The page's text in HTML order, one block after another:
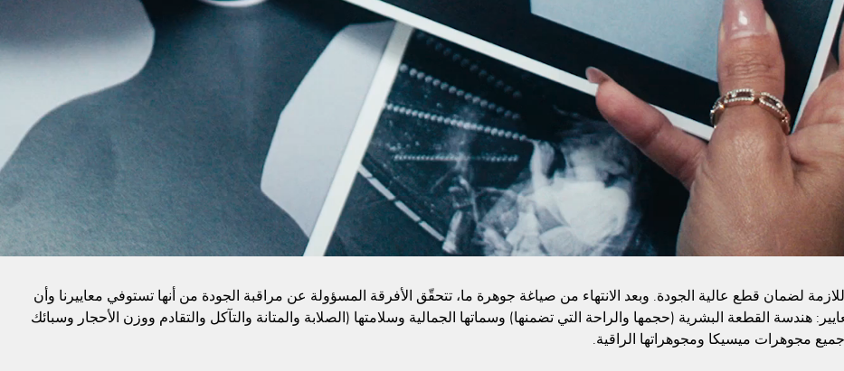
لضمان قطع عالية الجودة. وبعد الانتهاء من صياغة جوهرة ما، تتحقّق الأفرقة المسؤولة عن مراقبة الجودة من أنها تستوفي معاييرنا وأن
هندسة القطعة البشرية (حجمها والراحة التي تضمنها) وسماتها الجمالية وسلامتها (الصلابة والمتانة والتآكل والتقادم ووزن الأحجار وسبائك
مجوهرات ميسيكا ومجوهراتها الراقية.